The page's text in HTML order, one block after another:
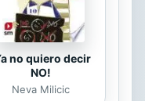
no quiero decir
NO!
Neva Milicic